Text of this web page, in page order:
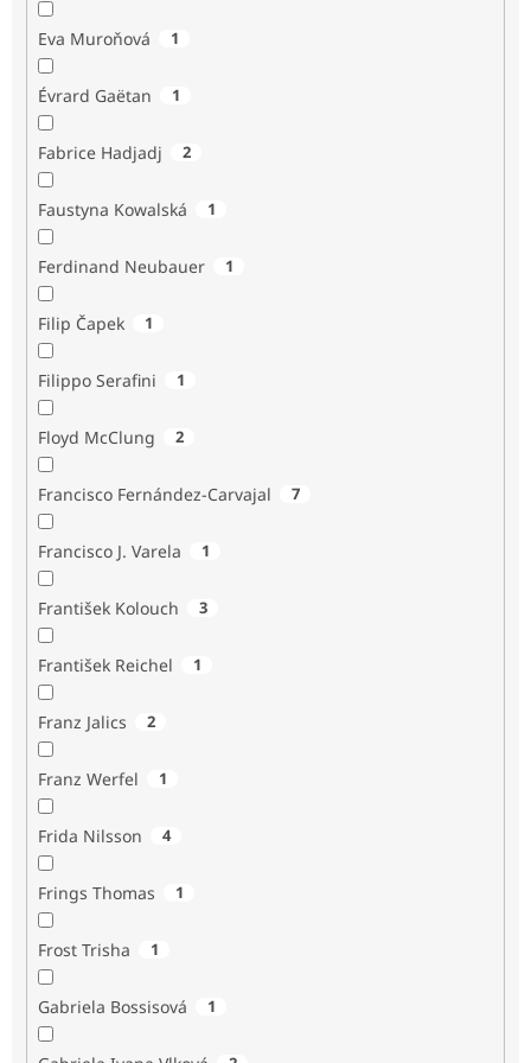
Eva Muroňová 1
Évrard Gaëtan 1
Fabrice Hadjadj 2
Faustyna Kowalská 1
Ferdinand Neubauer 1
Filip Čapek 1
Filippo Serafini 1
Floyd McClung 2
Francisco Fernández-Carvajal 7
Francisco J. Varela 1
František Kolouch 3
František Reichel 1
Franz Jalics 2
Franz Werfel 1
Frida Nilsson 4
Frings Thomas 1
Frost Trisha 1
Gabriela Bossisová 1